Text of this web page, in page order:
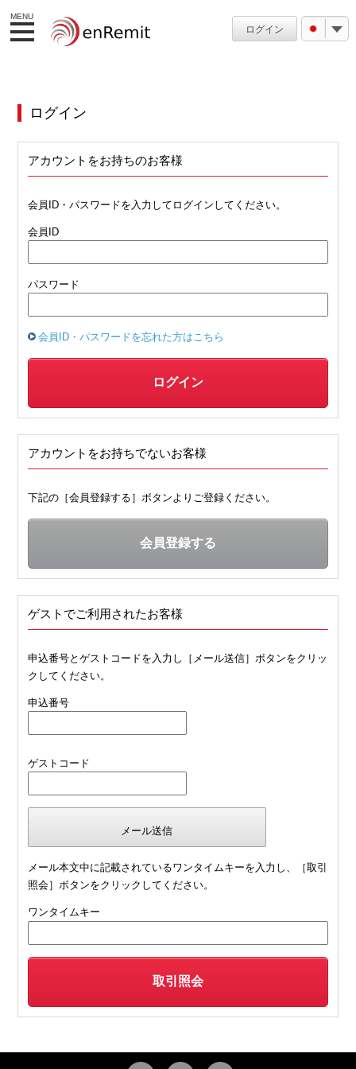
MENU
ログイン
ログイン
アカウントをお持ちのお客様
会員ID・パスワードを入力してログインしてください。
会員ID
パスワード
会員ID・パスワードを忘れた方はこちら
アカウントをお持ちでないお客様
下記の［会員登録する］ボタンよりご登録ください。
ゲストでご利用されたお客様
申込番号とゲストコードを入力し［メール送信］ボタンをクリッ
クしてください。
申込番号
ゲストコード
メール本文中に記載されているワンタイムキーを入力し、［取引
照会］ボタンをクリックしてください。
ワンタイムキー